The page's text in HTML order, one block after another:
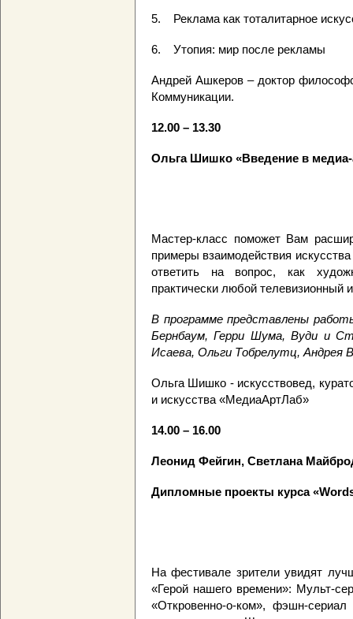
5. Реклама как тоталитарное
6. Утопия: мир после рекламы
Андрей Ашкеров – доктор
Коммуникации.
12.00 – 13.30
Ольга Шишко «Введение в медиа-
Мастер-класс поможет Вам
примеры взаимодействия
ответить на вопрос, как
практически любой телевизионный
В программе представлены
Бернбаум, Герри Шума, Вуди и
Исаева, Ольги Тобрелутц, Андрея
Ольга Шишко - искусствовед,
и искусства «МедиаАртЛаб»
14.00 – 16.00
Леонид Фейгин, Светлана
Дипломные проекты курса
На фестивале зрители увидят
«Герой нашего времени»: Мульт-
«Откровенно-о-ком», фэшн-